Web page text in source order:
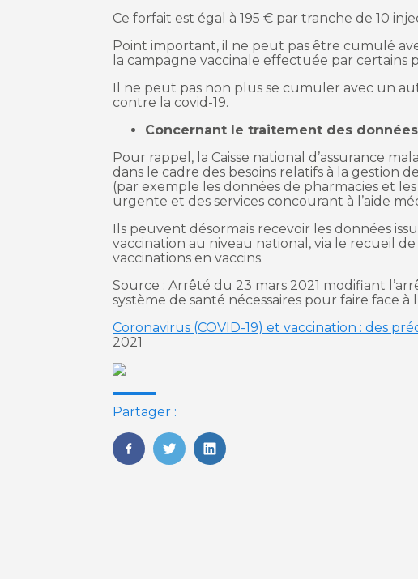
Ce forfait est égal à 195 € par tranche de 10
Point important, il ne peut pas être cumulé
la campagne vaccinale effectuée par certains
Il ne peut pas non plus se cumuler avec un
contre la covid-19.
Concernant le traitement des
Pour rappel, la Caisse national d’assurance
dans le cadre des besoins relatifs à la gestion
(par exemple les données de pharmacies et
urgente et des services concourant à l’aide
Ils peuvent désormais recevoir les données
vaccination au niveau national, via le recueil
vaccinations en vaccins.
Source : Arrêté du 23 mars 2021 modifiant
système de santé nécessaires pour faire face à
Coronavirus (COVID-19) et vaccination : des
2021
Partager :
FaceBook
TwitterLinkedIn